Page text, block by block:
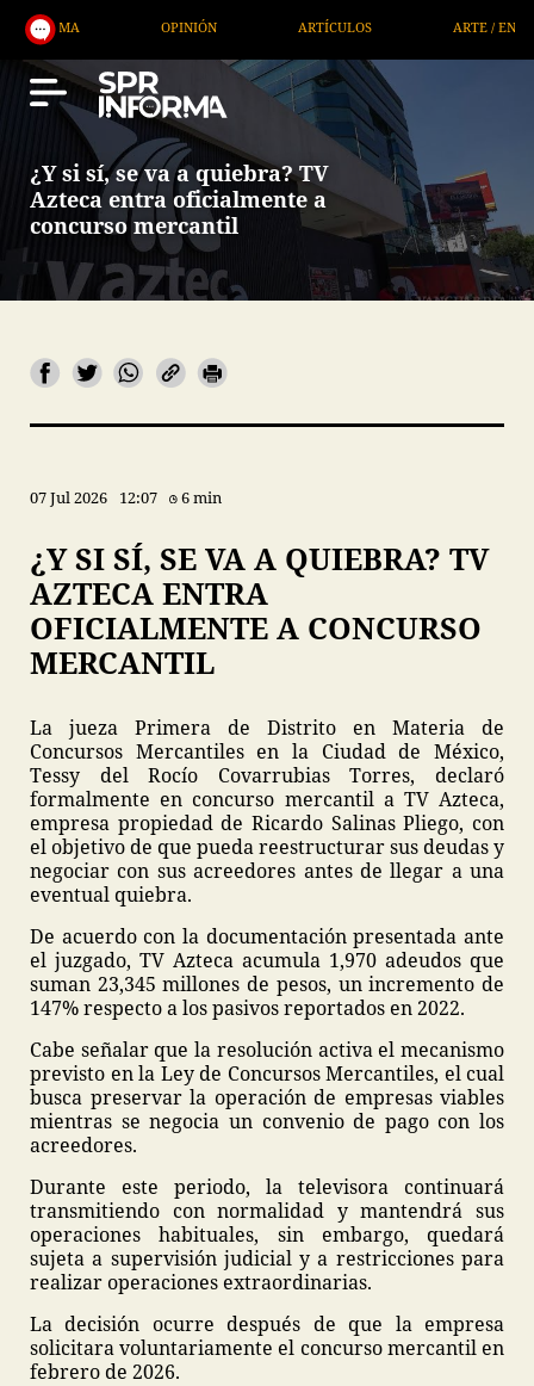
OPINIÓN ARTÍCULOS ARTE / ENTRETENIMIENTO
¿Y si sí, se va a quiebra? TV
Azteca entra oficialmente a
concurso mercantil
07 Jul 2026 12:07 6 min
¿Y SI SÍ, SE VA A QUIEBRA? TV
AZTECA ENTRA
OFICIALMENTE A CONCURSO
MERCANTIL
La jueza Primera de Distrito en Materia de
Concursos Mercantiles en la Ciudad de México,
Tessy del Rocío Covarrubias Torres, declaró
formalmente en concurso mercantil a TV Azteca,
empresa propiedad de Ricardo Salinas Pliego, con
el objetivo de que pueda reestructurar sus deudas y
negociar con sus acreedores antes de llegar a una
eventual quiebra.
De acuerdo con la documentación presentada ante
el juzgado, TV Azteca acumula 1,970 adeudos que
suman 23,345 millones de pesos, un incremento de
147% respecto a los pasivos reportados en 2022.
Cabe señalar que la resolución activa el mecanismo
previsto en la Ley de Concursos Mercantiles, el cual
busca preservar la operación de empresas viables
mientras se negocia un convenio de pago con los
acreedores.
Durante este periodo, la televisora continuará
transmitiendo con normalidad y mantendrá sus
operaciones habituales, sin embargo, quedará
sujeta a supervisión judicial y a restricciones para
realizar operaciones extraordinarias.
La decisión ocurre después de que la empresa
solicitara voluntariamente el concurso mercantil en
febrero de 2026.